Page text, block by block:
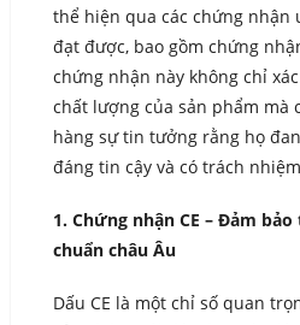
thể hiện qua các chứng nhận
đạt được, bao gồm chứng
chứng nhận này không chỉ
chất lượng của sản phẩm mà
hàng sự tin tưởng rằng họ
đáng tin cậy và có trách
1. Chứng nhận CE – Đảm
chuẩn châu Âu
Dấu CE là một chỉ số quan